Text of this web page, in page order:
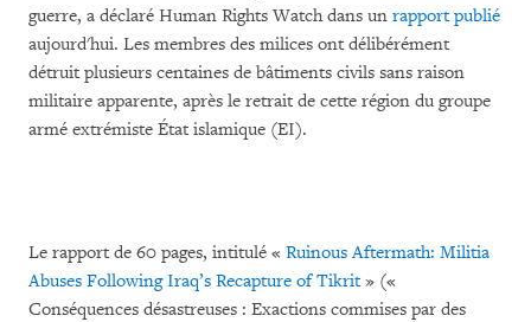
guerre, a déclaré Human Rights Watch dans un rapport publié
aujourd'hui. Les membres des milices ont délibérément
détruit plusieurs centaines de bâtiments civils sans raison
militaire apparente, après le retrait de cette région du groupe
armé extrémiste État islamique (EI).
Le rapport de 60 pages, intitulé « Ruinous Aftermath: Militia
Abuses Following Iraq’s Recapture of Tikrit» («
Conséquences désastreuses : Exactions commises par des